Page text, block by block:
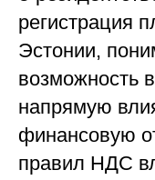
регистрация
Эстонии,
возможность
напрямую
финансовую
правил НДС